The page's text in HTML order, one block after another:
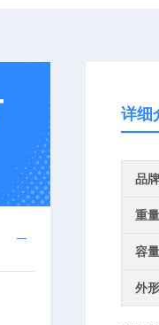
详细
品牌
重量
容量
外